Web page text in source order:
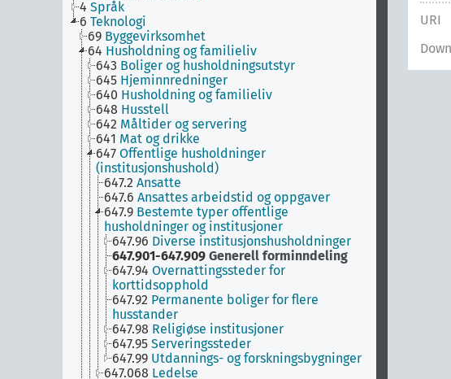
4 Språk
6 Teknologi
69 Byggevirksomhet
64 Husholdning og familieliv
643 Boliger og husholdningsutstyr
645 Hjeminnredninger
640 Husholdning og familieliv
648 Husstell
642 Måltider og servering
641 Mat og drikke
647 Offentlige husholdninger
(institusjonshushold)
647.2 Ansatte
647.6 Ansattes arbeidstid og oppgaver
647.9 Bestemte typer offentlige
husholdninger og institusjoner
647.96 Diverse institusjonshusholdninger
647.901-647.909 Generell forminndeling
647.94 Overnattingssteder for
korttidsopphold
647.92 Permanente boliger for flere
husstander
647.98 Religiøse institusjoner
647.95 Serveringssteder
647.99 Utdannings- og forskningsbygninger
647.068 Ledelse
URI